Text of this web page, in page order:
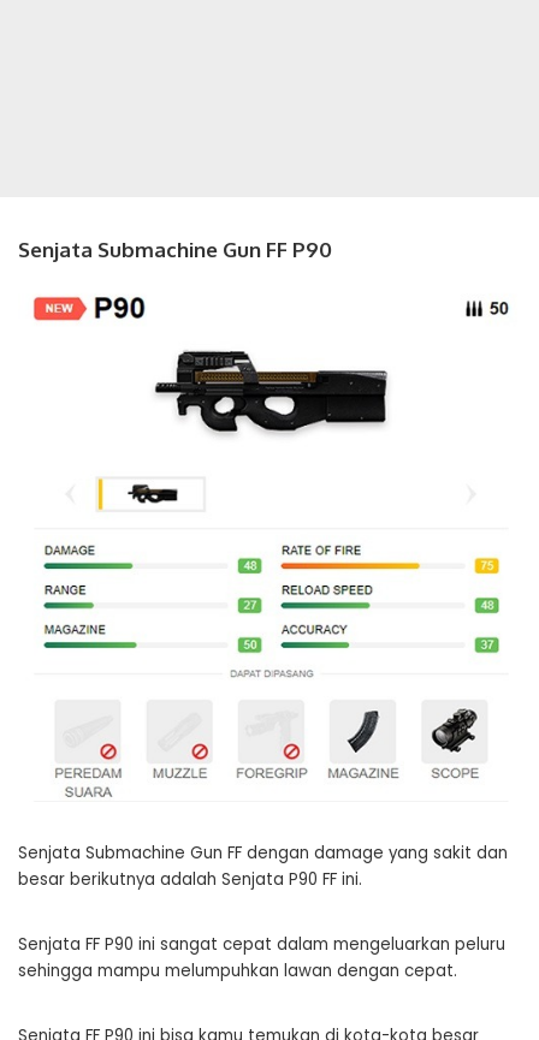
Senjata Submachine Gun FF P90
Senjata Submachine Gun FF dengan damage yang sakit dan
besar berikutnya adalah Senjata P90 FF ini.
Senjata FF P90 ini sangat cepat dalam mengeluarkan peluru
sehingga mampu melumpuhkan lawan dengan cepat.
Senjata FF P90 ini bisa kamu temukan di kota-kota besar